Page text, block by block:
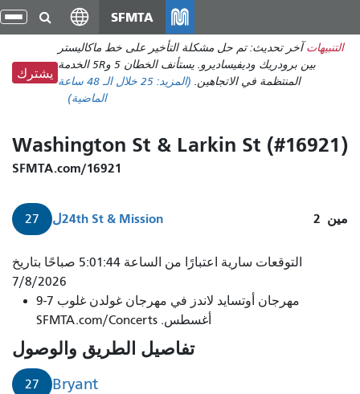
انتقل
إلى
المحتوى
الرئيسي
SFMTA
التنبيهات آخر تحديث: تم حل مشكلة التأخير على خط ماكاليستر
بين برودريك وديفيساديرو. يستأنف الخطان 5 و5R الخدمة
المنتظمة في الاتجاهين. (المزيد: 25
خلال الـ 48 ساعة
الماضية)
يشترك
Washington St & Larkin St (#16921)
SFMTA.com/16921
27 ل24th St & Mission 2 مين
27-
سيصل
براينت
خلال
دقيقتين.
التوقعات سارية اعتبارًا من الساعة 5:01:44 صباحًا بتاريخ
7/8/2026
مهرجان أوتسايد لاندز في مهرجان غولدن غلوب 7-9
أغسطس. SFMTA.com/Concerts
تفاصيل الطريق والوصول
27 Bryant